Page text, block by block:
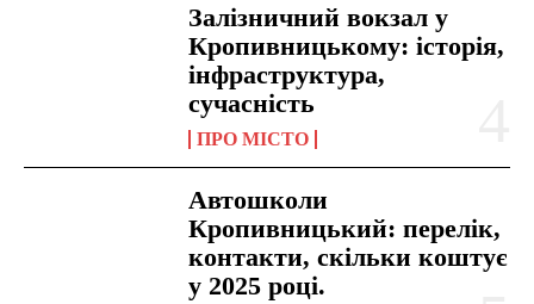
Залізничний вокзал у
Кропивницькому: історія,
інфраструктура,
сучасність
ПРО МІСТО
Автошколи
Кропивницький: перелік,
контакти, скільки коштує
у 2025 році.